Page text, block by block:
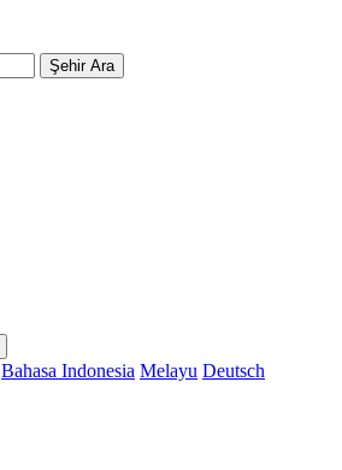
Şehir Ara
Bahasa Indonesia Melayu Deutsch